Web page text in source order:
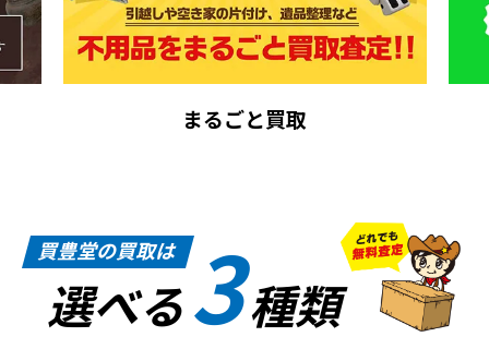
まるごと買取
買豊堂の買取は
選べる3種類